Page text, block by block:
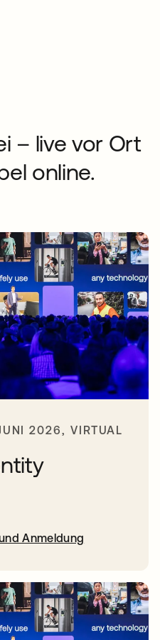
– live vor Ort
online.
2026, VIRTUAL
Anmeldung